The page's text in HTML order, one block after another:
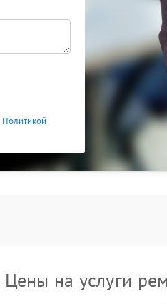
Политикой
Цены на услуги